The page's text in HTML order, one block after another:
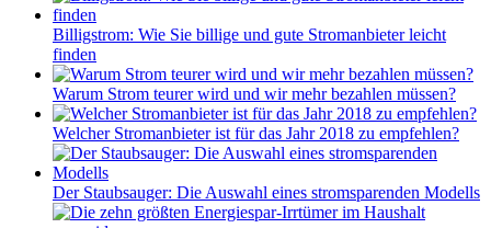
Billigstrom: Wie Sie billige und gute Stromanbieter leicht
finden
Warum Strom teurer wird und wir mehr bezahlen müssen?
Welcher Stromanbieter ist für das Jahr 2018 zu empfehlen?
Der Staubsauger: Die Auswahl eines stromsparenden Modells